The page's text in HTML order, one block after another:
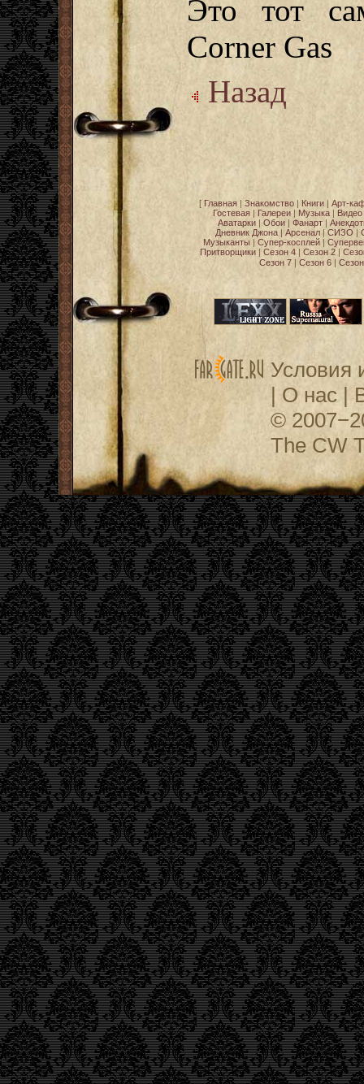
Это тот
Corner Gas
Назад
[ Главная| Знакомство| Книги| Арт-
Гостевая | Галереи | Музыка | Видео
Аватарки | Обои | Фанарт |
Дневник Джона| Арсенал| СИЗО |
Музыканты | Супер-косплей |
Притворщики | Сезон 4 | Сезон 2 |
Сезон 7| Сезон 6|
Условия
| О нас|
©
The CW